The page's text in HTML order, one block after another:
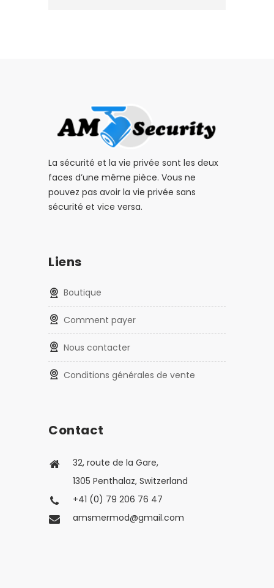
La sécurité et la vie privée sont les deux
faces d’une même pièce. Vous ne
pouvez pas avoir la vie privée sans
sécurité et vice versa.
Liens
Boutique
Comment payer
Nous contacter
Conditions générales de vente
Contact
32, route de la Gare,
1305 Penthalaz, Switzerland
+41 (0) 79 206 76 47
amsmermod@gmail.com